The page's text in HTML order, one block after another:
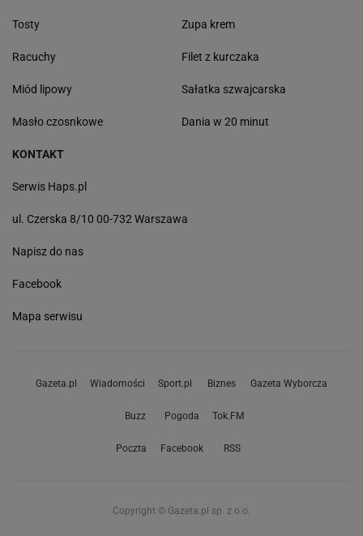
Tosty
Racuchy
Miód lipowy
Masło czosnkowe
Zupa krem
Filet z kurczaka
Sałatka szwajcarska
Dania w 20 minut
KONTAKT
Serwis Haps.pl
ul. Czerska 8/10 00-732 Warszawa
Napisz do nas
Facebook
Mapa serwisu
Gazeta.pl Wiadomości Sport.pl Biznes Gazeta Wyborcza
Buzz Pogoda Tok.FM
Poczta Facebook RSS
Copyright © Gazeta.pl sp. z o.o.